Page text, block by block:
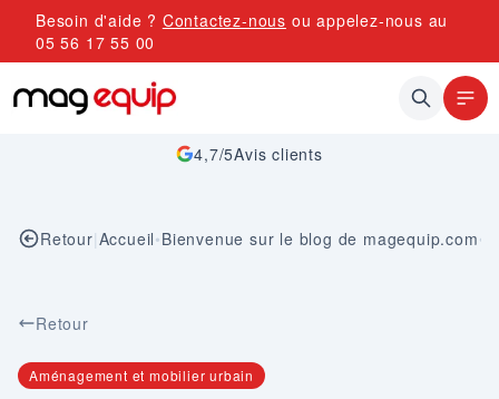
Allez au contenu
Besoin d'aide ? Contactez-nous ou appelez-nous au
05 56 17 55 00
4,7/5Avis clients
Retour|Accueil•Bienvenue sur le blog de magequip.com•
Retour
Aménagement et mobilier urbain